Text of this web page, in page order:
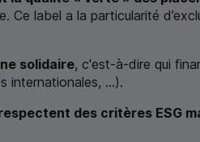
label a la particularité
solidaire, c'est-à-dire qui
internationales, ...).
des critères ESG